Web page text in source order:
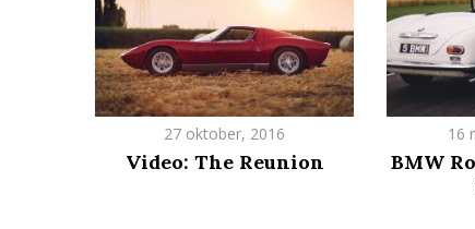
27 oktober, 2016
Video: The Reunion
16
BMW